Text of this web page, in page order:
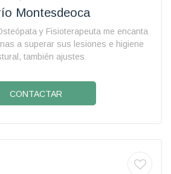
Montesdeoca
y Fisioterapeuta me encanta
a superar sus lesiones e higiene
también ajustes
CONTACTAR